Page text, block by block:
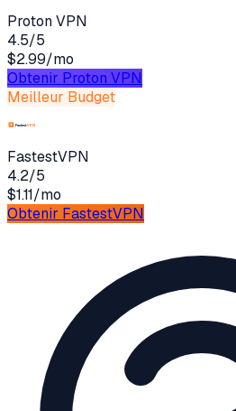
Proton VPN
4.5/5
$2.99/mo
Obtenir Proton VPN
Meilleur Budget
FastestVPN
4.2/5
$1.11/mo
Obtenir FastestVPN